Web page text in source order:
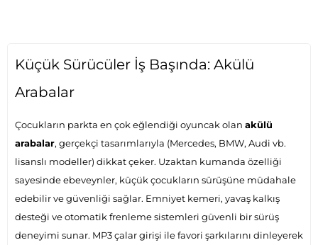
Küçük Sürücüler İş Başında: Akülü
Arabalar
Çocukların parkta en çok eğlendiği oyuncak olan akülü
arabalar, gerçekçi tasarımlarıyla (Mercedes, BMW, Audi vb.
lisanslı modeller) dikkat çeker. Uzaktan kumanda özelliği
sayesinde ebeveynler, küçük çocukların sürüşüne müdahale
edebilir ve güvenliği sağlar. Emniyet kemeri, yavaş kalkış
desteği ve otomatik frenleme sistemleri güvenli bir sürüş
deneyimi sunar. MP3 çalar girişi ile favori şarkılarını dinleyerek